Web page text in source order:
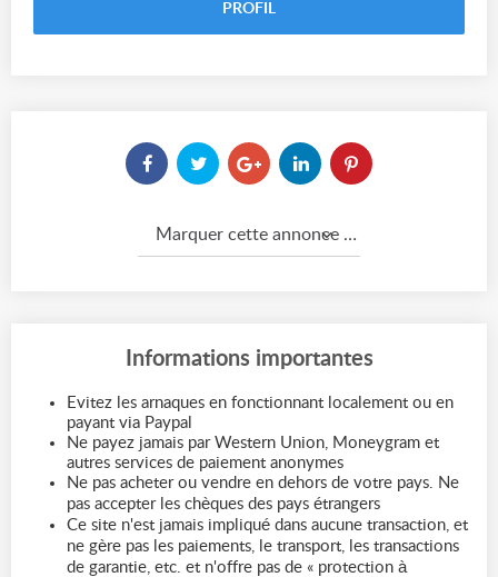
PROFIL
Marquer cette annonce comme...
Informations importantes
Evitez les arnaques en fonctionnant localement ou en
payant via Paypal
Ne payez jamais par Western Union, Moneygram et
autres services de paiement anonymes
Ne pas acheter ou vendre en dehors de votre pays. Ne
pas accepter les chèques des pays étrangers
Ce site n'est jamais impliqué dans aucune transaction, et
ne gère pas les paiements, le transport, les transactions
de garantie, etc. et n'offre pas de « protection à